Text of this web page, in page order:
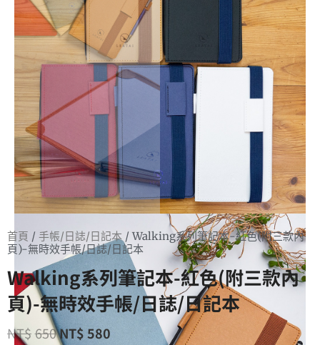
首頁 / 手帳/日誌/日記本 / Walking系列筆記本-紅色(附三款內
頁)-無時效手帳/日誌/日記本
Walking系列筆記本-紅色(附三款內
頁)-無時效手帳/日誌/日記本
NT$650NT$580